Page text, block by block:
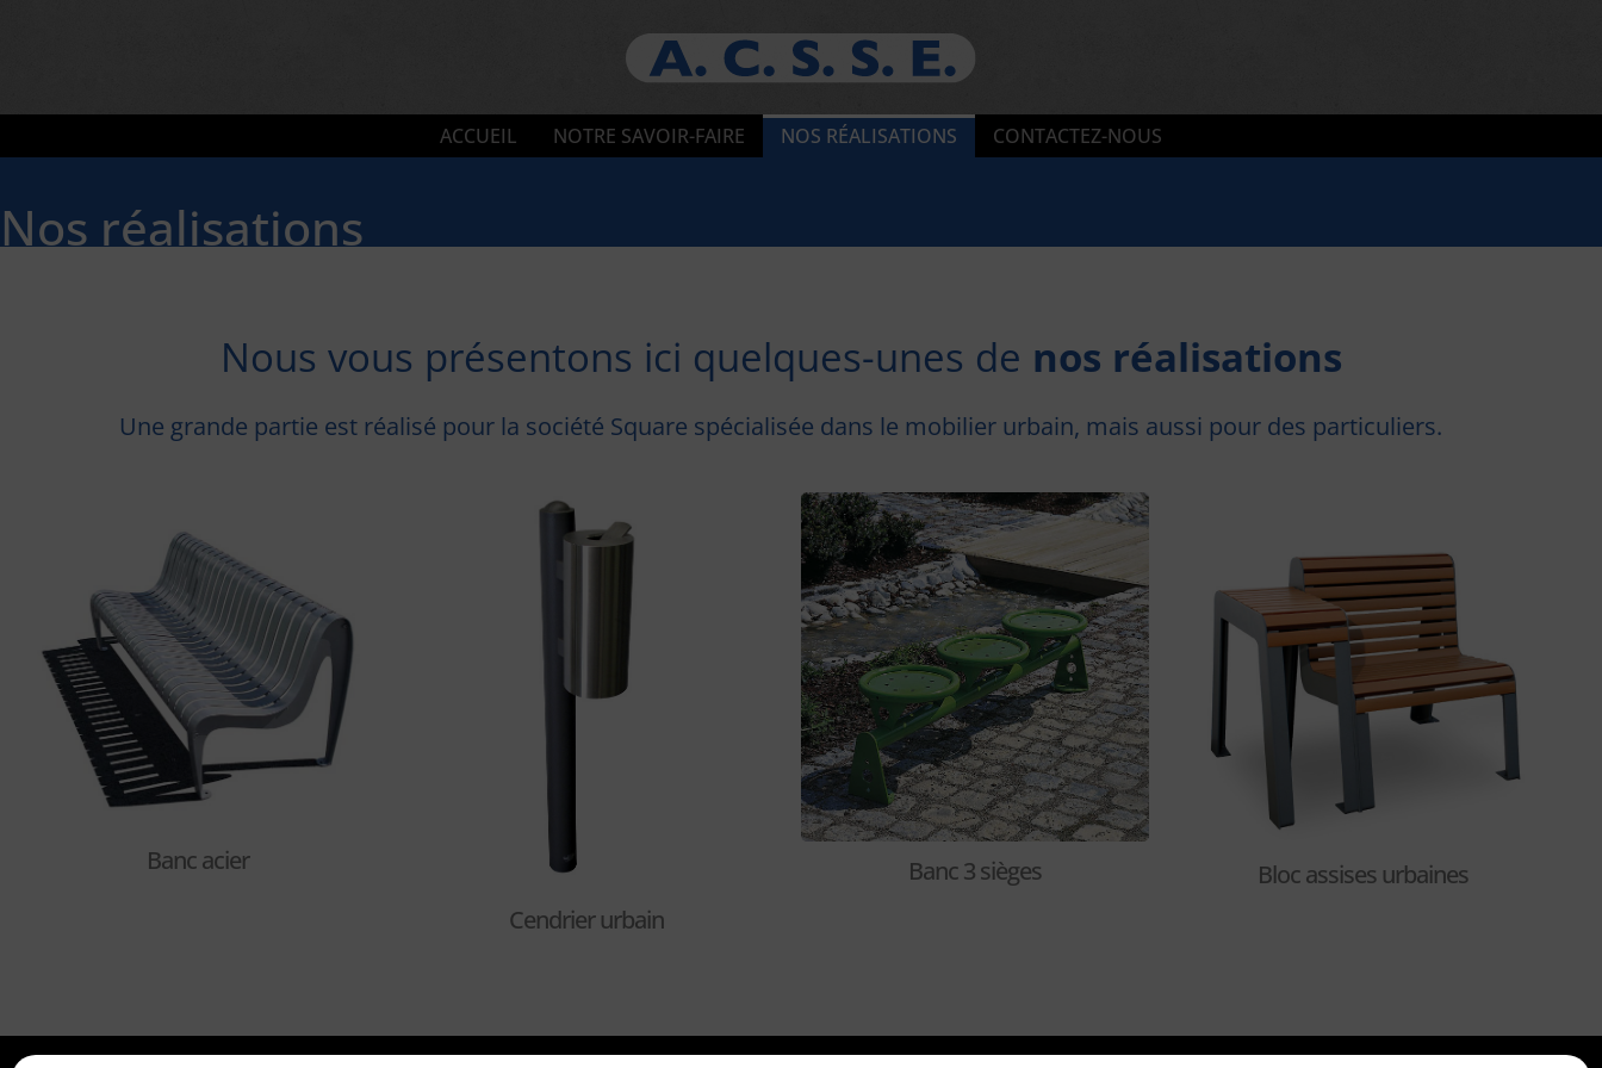
ACCUEIL NOTRE SAVOIR-FAIRE NOS RÉALISATIONS CONTACTEZ-NOUS
Nos réalisations
Nous vous présentons ici quelques-unes de nos réalisations
Une grande partie est réalisé pour la société Square spécialisée dans le mobilier urbain, mais aussi pour des particuliers.
Banc acier
Cendrier urbain
Banc 3 sièges Bloc assises urbaines